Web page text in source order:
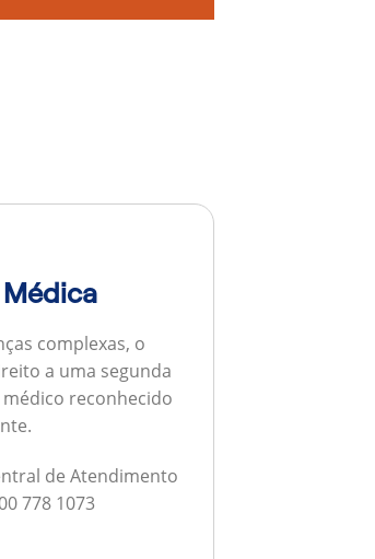
Médica
complexas, o
a uma segunda
reconhecido
de Atendimento
778 1073